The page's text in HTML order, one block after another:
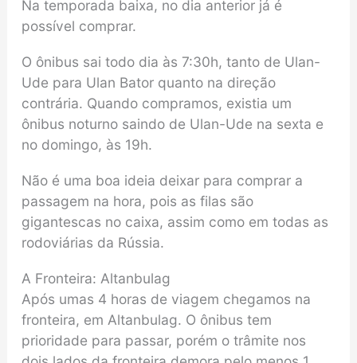
Na temporada baixa, no dia anterior já é
possível comprar.
O ônibus sai todo dia às 7:30h, tanto de Ulan-
Ude para Ulan Bator quanto na direção
contrária. Quando compramos, existia um
ônibus noturno saindo de Ulan-Ude na sexta e
no domingo, às 19h.
Não é uma boa ideia deixar para comprar a
passagem na hora, pois as filas são
gigantescas no caixa, assim como em todas as
rodoviárias da Rússia.
A Fronteira: Altanbulag
Após umas 4 horas de viagem chegamos na
fronteira, em Altanbulag. O ônibus tem
prioridade para passar, porém o trâmite nos